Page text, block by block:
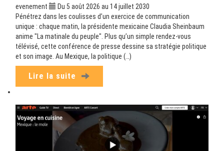
evenement
Du 5 août 2026 au 14 juillet 2030
Pénétrez dans les coulisses d’un exercice de communication
unique : chaque matin, la présidente mexicaine Claudia Sheinbaum
anime "La matinale du peuple". Plus qu’un simple rendez-vous
télévisé, cette conférence de presse dessine sa stratégie politique
et son image. Au Mexique, la politique (…)
Lire la suite